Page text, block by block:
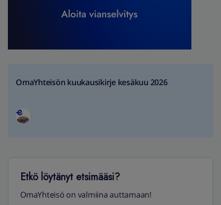
OmaYhteisön kuukausikirje kesäkuu 2026
Etkö löytänyt etsimääsi?
OmaYhteisö on valmiina auttamaan!